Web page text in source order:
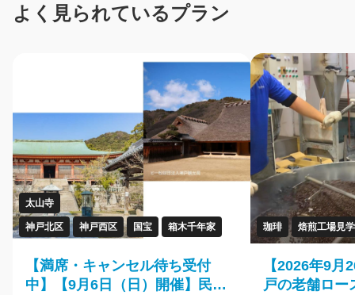
よく見られているプラン
神戸北区 神戸西区 国宝 箱木千年家
太山寺
【満席・キャンセル待ち受付
中】【9月6日（日）開催】民家
珈琲 焙煎工場見学
【2026年9月
戸の老舗ロー